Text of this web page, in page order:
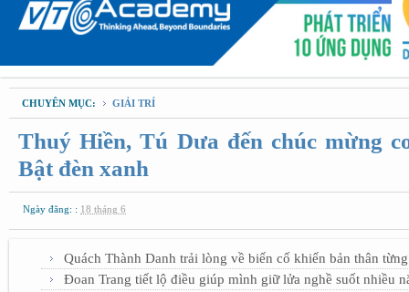
CHUYÊN MỤC: GIẢI TRÍ
Thuý Hiền, Tú Dưa đến chúc mừng
Bật đèn xanh
Ngày đăng: : 18 tháng 6
Quách Thành Danh trải lòng về biến cố khiến bản thân
Đoan Trang tiết lộ điều giúp mình giữ lửa nghề suốt nhiều